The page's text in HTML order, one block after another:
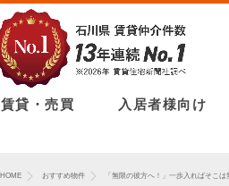
賃貸・売買 入居者様向け
HOME おすすめ物件 「無限の彼方へ！」一歩入れば